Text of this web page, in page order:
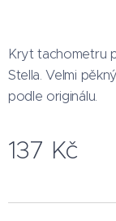
Kryt tachometru
Stella. Velmi
podle originálu.
137 Kč